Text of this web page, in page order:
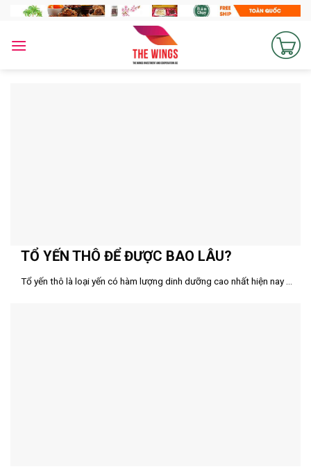
content
TỔ YẾN THÔ ĐỂ ĐƯỢC BAO LÂU?
Tổ yến thô là loại yến có hàm lượng dinh dưỡng cao nhất hiện nay ...